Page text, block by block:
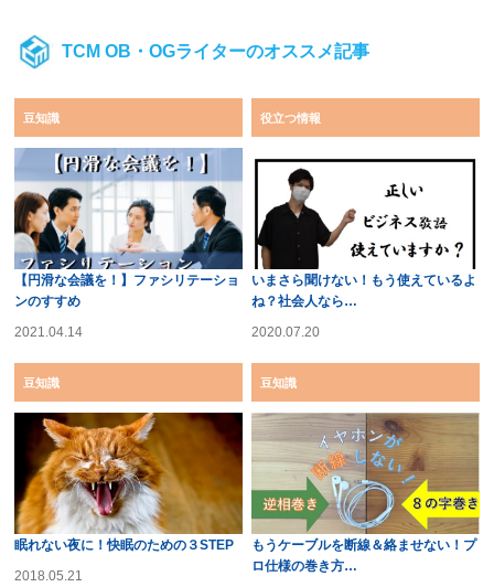
TCM OB・OGライターのオススメ記事
豆知識
【円滑な会議を！】ファシリテーショ
ンのすすめ
2021.04.14
役立つ情報
いまさら聞けない！もう使えているよ
ね？社会人なら…
2020.07.20
豆知識
眠れない夜に！快眠のための３STEP
2018.05.21
豆知識
もうケーブルを断線＆絡ませない！プ
ロ仕様の巻き方…